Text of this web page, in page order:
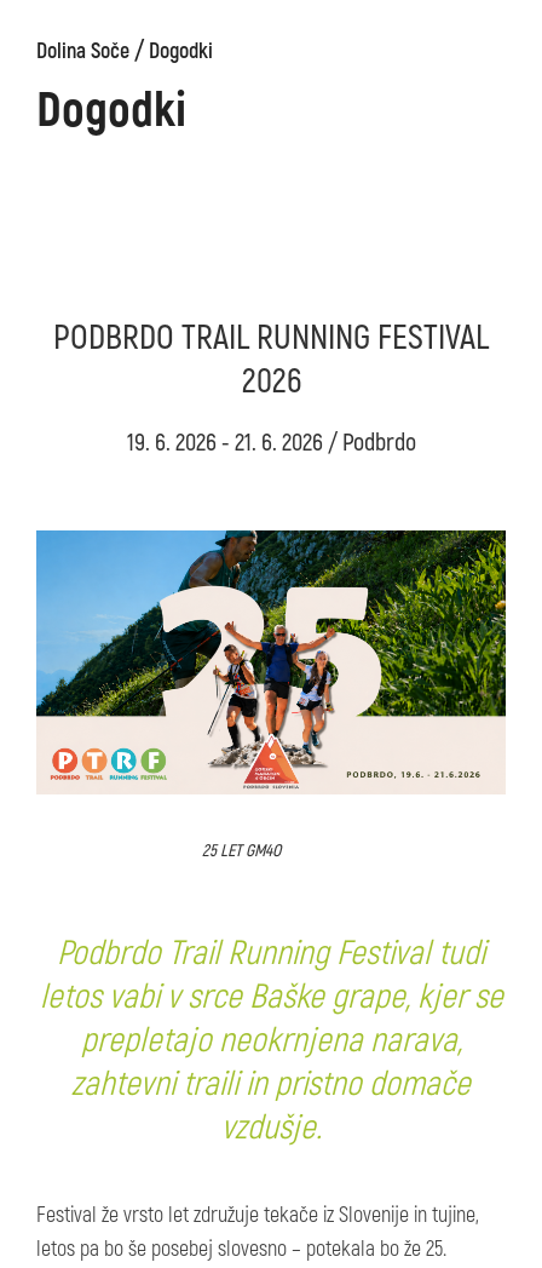
Dolina Soče/Dogodki
Dogodki
PODBRDO TRAIL RUNNING FESTIVAL
2026
19. 6. 2026 - 21. 6. 2026 / Podbrdo
25 LET GM4O
Podbrdo Trail Running Festival tudi
letos vabi v srce Baške grape, kjer se
prepletajo neokrnjena narava,
zahtevni traili in pristno domače
vzdušje.
Festival že vrsto let združuje tekače iz Slovenije in tujine,
letos pa bo še posebej slovesno – potekala bo že 25.